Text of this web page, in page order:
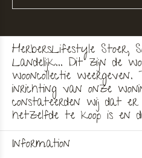
HerbersLifestyle Stoer,
Landelijk... Dit zijn de
wooncollectie
inrichting van onze
constateerden wij dat
hetzelfde te koop is en
Information